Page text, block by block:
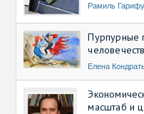
Рамиль
Пурпурные
Елена
масштаб и